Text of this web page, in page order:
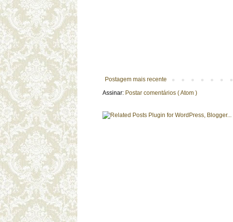
Postagem mais recente
Assinar: Postar comentários ( Atom )